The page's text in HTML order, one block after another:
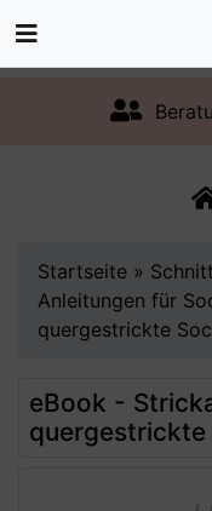
Startseite »
Anleitungen für
quergestrickte
eBook -